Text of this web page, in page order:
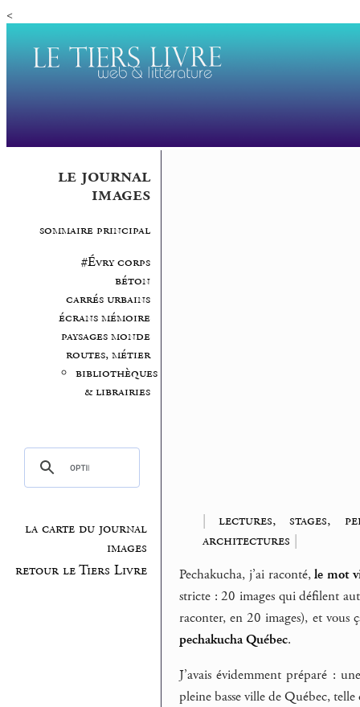
<
le journal
images
sommaire principal
#Évry corps
béton
carrés urbains
écrans mémoire
paysages monde
routes, métier
bibliothèques
& librairies
la carte du journal
images
retour le Tiers Livre
| lectures, stages,
architectures |
Pechakucha, j’ai raconté,le mot
stricte : 20 images qui défilent
raconter, en 20 images), et vous
pechakucha Québec.
J’avais évidemment préparé :
pleine basse ville de Québec,